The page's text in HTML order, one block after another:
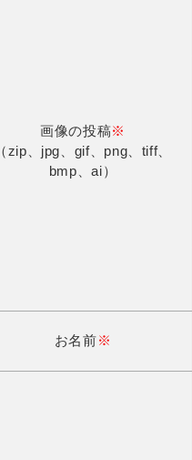
画像の投稿※
（zip、jpg、gif、png、tiff、
bmp、ai）
お名前※